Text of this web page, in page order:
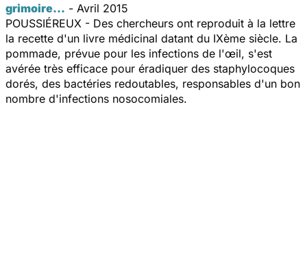
grimoire... - Avril 2015
POUSSIÉREUX - Des chercheurs ont reproduit à la lettre
la recette d'un livre médicinal datant du IXème siècle. La
pommade, prévue pour les infections de l'œil, s'est
avérée très efficace pour éradiquer des staphylocoques
dorés, des bactéries redoutables, responsables d'un bon
nombre d'infections nosocomiales.